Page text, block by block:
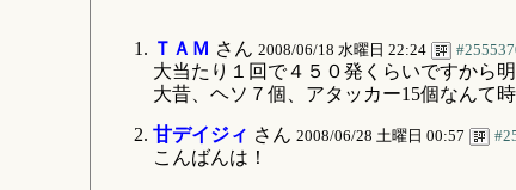
ＴＡＭ さん 2008/06/18 水曜日 22:24
大当たり１回で４５０発くらいですから
大昔、ヘソ７個、アタッカー15個なんて
甘デイジィ さん 2008/06/28 土曜日 00:57
こんばんは！